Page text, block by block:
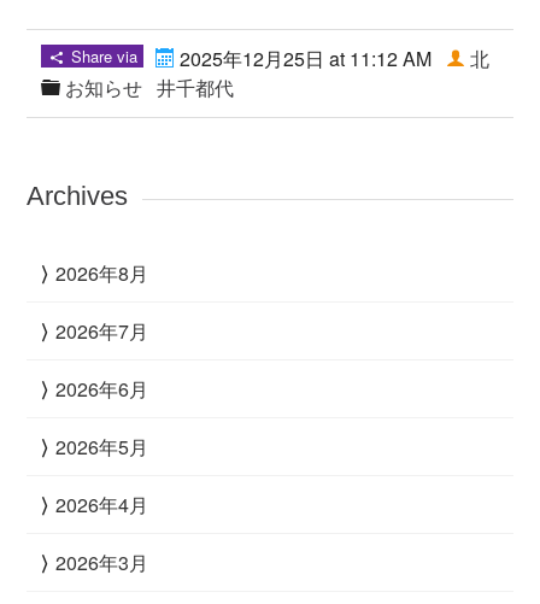
Share via
2025年12月25日 at 11:12 AM
お知らせ
北
井千都代
Archives
2026年8月
2026年7月
2026年6月
2026年5月
2026年4月
2026年3月